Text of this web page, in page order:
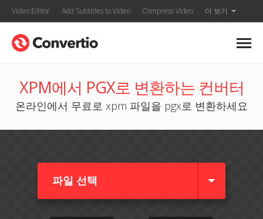
Video Editor Add Subtitles to Video Compress Video 더 보기
XPM에서 PGX로 변환하는 컨버터
온라인에서 무료로 xpm 파일을 pgx로 변환하세요
파일 선택